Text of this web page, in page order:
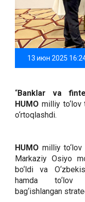
13 июн 2025
“Banklar va
HUMO milliy
o‘rtoqlashdi.
HUMO milliy
Markaziy Osiyo
bo‘ldi va
hamda to‘lov
bag‘ishlangan